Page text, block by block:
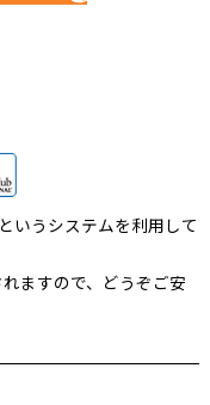
いうシステムを利用して
ますので、どうぞご安